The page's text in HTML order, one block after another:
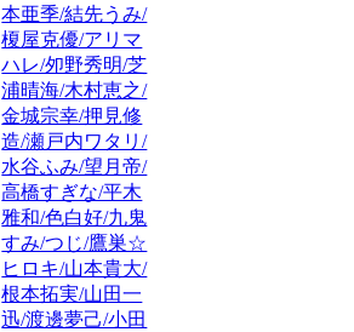
本亜季/結先うみ/
榎屋克優/アリマ
ハレ/夘野秀明/芝
浦晴海/木村恵之/
金城宗幸/押見修
造/瀬戸内ワタリ/
水谷ふみ/望月帝/
高橋すぎな/平木
雅和/色白好/九鬼
すみ/つじ/鷹巣☆
ヒロキ/山本貴大/
根本拓実/山田一
迅/渡邊夢己/小田